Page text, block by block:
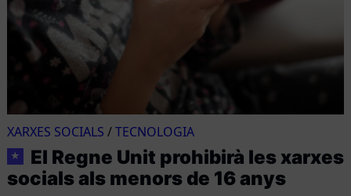
XARXES SOCIALS /TECNOLOGIA
★
El Regne Unit prohibirà les xarxes
socials als menors de 16 anys